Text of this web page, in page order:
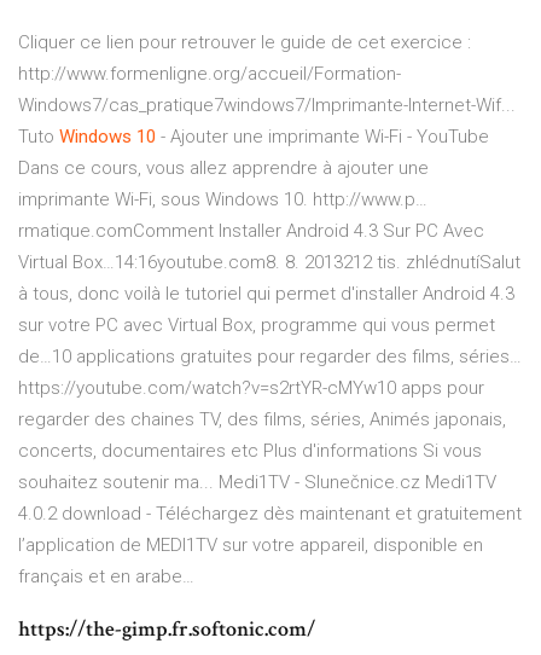
Cliquer ce lien pour retrouver le guide de cet exercice :
http://www.formenligne.org/accueil/Formation-
Windows7/cas_pratique7windows7/Imprimante-Internet-Wif...
Tuto Windows 10 - Ajouter une imprimante Wi-Fi - YouTube
Dans ce cours, vous allez apprendre à ajouter une
imprimante Wi-Fi, sous Windows 10. http://www.p…
rmatique.comComment Installer Android 4.3 Sur PC Avec
Virtual Box…14:16youtube.com8. 8. 2013212 tis. zhlédnutíSalut
à tous, donc voilà le tutoriel qui permet d'installer Android 4.3
sur votre PC avec Virtual Box, programme qui vous permet
de…10 applications gratuites pour regarder des films, séries…
https://youtube.com/watch?v=s2rtYR-cMYw10 apps pour
regarder des chaines TV, des films, séries, Animés japonais,
concerts, documentaires etc ️Plus d'informations️ Si vous
souhaitez soutenir ma... Medi1TV - Slunečnice.cz Medi1TV
4.0.2 download - Téléchargez dès maintenant et gratuitement
l’application de MEDI1TV sur votre appareil, disponible en
français et en arabe…
https://the-gimp.fr.softonic.com/